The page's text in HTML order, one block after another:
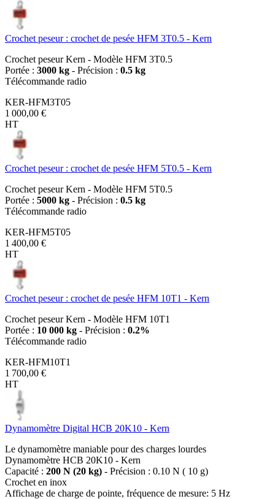
Crochet peseur : crochet de pesée HFM 3T0.5 - Kern
Crochet peseur Kern - Modèle HFM 3T0.5
Portée : 3000 kg - Précision : 0.5 kg
Télécommande radio
KER-HFM3T05
1 000,00 €
HT
Crochet peseur : crochet de pesée HFM 5T0.5 - Kern
Crochet peseur Kern - Modèle HFM 5T0.5
Portée : 5000 kg - Précision : 0.5 kg
Télécommande radio
KER-HFM5T05
1 400,00 €
HT
Crochet peseur : crochet de pesée HFM 10T1 - Kern
Crochet peseur Kern - Modèle HFM 10T1
Portée : 10 000 kg - Précision : 0.2%
Télécommande radio
KER-HFM10T1
1 700,00 €
HT
Dynamomètre Digital HCB 20K10 - Kern
Le dynamomètre maniable pour des charges lourdes
Dynamomètre HCB 20K10 - Kern
Capacité : 200 N (20 kg) - Précision : 0.10 N ( 10 g)
Crochet en inox
Affichage de charge de pointe, fréquence de mesure: 5 Hz